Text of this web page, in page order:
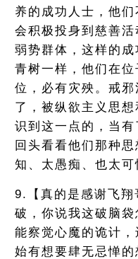
养的成功人士，他
会积极投身到慈善
弱势群体，这样的
青树一样，他们在
位，必有灾殃。戒
了，被纵欲主义思
识到这一点的，当
回头看看他们那种
知、太愚痴、也太可
9.【真的是感谢飞翔
破，你说我这破脑
能察觉心魔的诡计
始有想要肆无忌惮